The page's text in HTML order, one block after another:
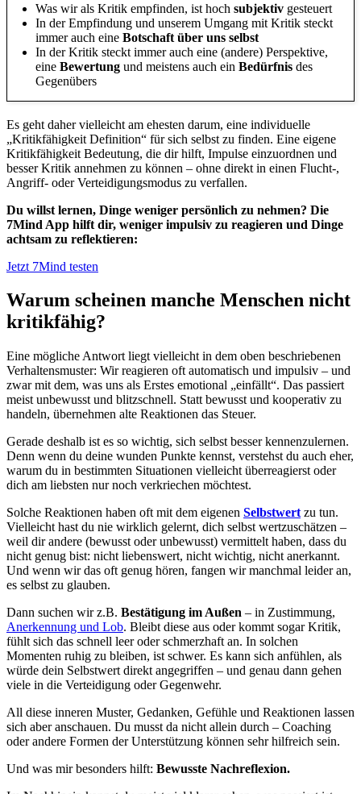
Was wir als Kritik empfinden, ist hoch subjektiv gesteuert
In der Empfindung und unserem Umgang mit Kritik steckt
immer auch eine Botschaft über uns selbst
In der Kritik steckt immer auch eine (andere) Perspektive,
eine Bewertung und meistens auch ein Bedürfnis des
Gegenübers
Es geht daher vielleicht am ehesten darum, eine individuelle
„Kritikfähigkeit Definition“ für sich selbst zu finden. Eine eigene
Kritikfähigkeit Bedeutung, die dir hilft, Impulse einzuordnen und
besser Kritik annehmen zu können – ohne direkt in einen Flucht-,
Angriff- oder Verteidigungsmodus zu verfallen.
Du willst lernen, Dinge weniger persönlich zu nehmen? Die
7Mind App hilft dir, weniger impulsiv zu reagieren und Dinge
achtsam zu reflektieren:
Jetzt 7Mind testen
Warum scheinen manche Menschen nicht
kritikfähig?
Eine mögliche Antwort liegt vielleicht in dem oben beschriebenen
Verhaltensmuster: Wir reagieren oft automatisch und impulsiv – und
zwar mit dem, was uns als Erstes emotional „einfällt“. Das passiert
meist unbewusst und blitzschnell. Statt bewusst und kooperativ zu
handeln, übernehmen alte Reaktionen das Steuer.
Gerade deshalb ist es so wichtig, sich selbst besser kennenzulernen.
Denn wenn du deine wunden Punkte kennst, verstehst du auch eher,
warum du in bestimmten Situationen vielleicht überreagierst oder
dich am liebsten nur noch verkriechen möchtest.
Solche Reaktionen haben oft mit dem eigenen Selbstwert zu tun.
Vielleicht hast du nie wirklich gelernt, dich selbst wertzuschätzen –
weil dir andere (bewusst oder unbewusst) vermittelt haben, dass du
nicht genug bist: nicht liebenswert, nicht wichtig, nicht anerkannt.
Und wenn wir das oft genug hören, fangen wir manchmal leider an,
es selbst zu glauben.
Dann suchen wir z.B. Bestätigung im Außen – in Zustimmung,
Anerkennung und Lob. Bleibt diese aus oder kommt sogar Kritik,
fühlt sich das schnell leer oder schmerzhaft an. In solchen
Momenten ruhig zu bleiben, ist schwer. Es kann sich anfühlen, als
würde dein Selbstwert direkt angegriffen – und genau dann gehen
viele in die Verteidigung oder Gegenwehr.
All diese inneren Muster, Gedanken, Gefühle und Reaktionen lassen
sich aber anschauen. Du musst da nicht allein durch – Coaching
oder andere Formen der Unterstützung können sehr hilfreich sein.
Und was mir besonders hilft: Bewusste Nachreflexion.